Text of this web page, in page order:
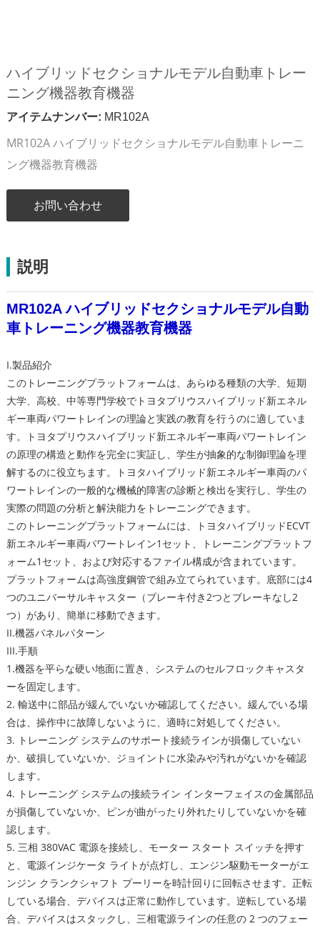
ハイブリッドセクショナルモデル自動車トレー
ニング機器教育機器
アイテムナンバー: MR102A
MR102A ハイブリッドセクショナルモデル自動車トレーニ
ング機器教育機器
お問い合わせ
説明
MR102A ハイブリッドセクショナルモデル自動
車トレーニング機器教育機器
I.製品紹介
このトレーニングプラットフォームは、あらゆる種類の大学、短期
大学、高校、中等専門学校でトヨタプリウスハイブリッド新エネル
ギー車両パワートレインの理論と実践の教育を行うのに適していま
す。トヨタプリウスハイブリッド新エネルギー車両パワートレイン
の原理の構造と動作を完全に実証し、学生が抽象的な制御理論を理
解するのに役立ちます。トヨタハイブリッド新エネルギー車両のパ
ワートレインの一般的な機械的障害の診断と検出を実行し、学生の
実際の問題の分析と解決能力をトレーニングできます。
このトレーニングプラットフォームには、トヨタハイブリッドECVT
新エネルギー車両パワートレイン1セット、トレーニングプラットフ
ォーム1セット、および対応するファイル構成が含まれています。
プラットフォームは高強度鋼管で組み立てられています。底部には4
つのユニバーサルキャスター（ブレーキ付き2つとブレーキなし2
つ）があり、簡単に移動できます。
II.機器パネルパターン
III.手順
1.機器を平らな硬い地面に置き、システムのセルフロックキャスタ
ーを固定します。
2. 輸送中に部品が緩んでいないか確認してください。緩んでいる場
合は、操作中に故障しないように、適時に対処してください。
3. トレーニング システムのサポート接続ラインが損傷していない
か、破損していないか、ジョイントに水染みや汚れがないかを確認
します。
4. トレーニング システムの接続ライン インターフェイスの金属部品
が損傷していないか、ピンが曲がったり外れたりしていないかを確
認します。
5. 三相 380VAC 電源を接続し、モーター スタート スイッチを押す
と、電源インジケータ ライトが点灯し、エンジン駆動モーターがエ
ンジン クランクシャフト プーリーを時計回りに回転させます。正転
している場合、デバイスは正常に動作しています。逆転している場
合、デバイスはスタックし、三相電源ラインの任意の 2 つのフェー